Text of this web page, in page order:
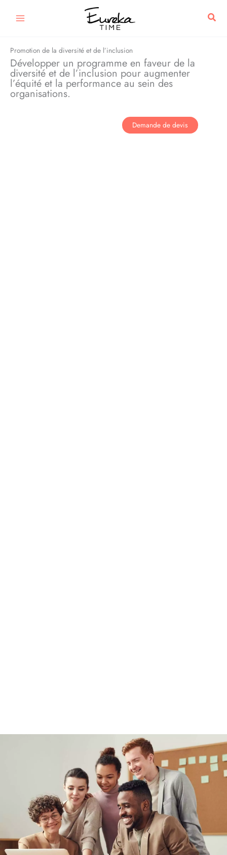
Promotion de la diversité et de l’inclusion
Développer un programme en faveur de la
diversité et de l’inclusion pour augmenter
l’équité et la performance au sein des
organisations.
Demande de devis